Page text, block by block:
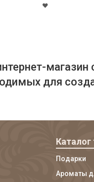
для
Каталог
Подарки
Ароматы